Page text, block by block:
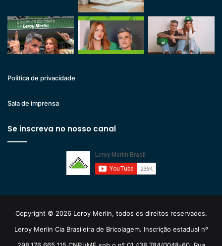
Politica de privacidade
Sala de imprensa
Se inscreva no nosso canal
Copyright © 2026 Leroy Merlin, todos os direitos reservados.
Leroy Merlin Cia Brasileira de Bricolagem. Inscrição estadual nº